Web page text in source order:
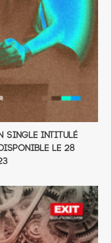
single intitulé
le 28